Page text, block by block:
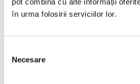
în urma folosirii serviciilor lor.
consimțământului
Necesare